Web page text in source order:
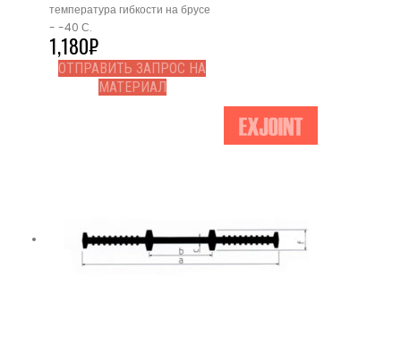
температура гибкости на брусе
- -40 С.
1,180₽
ОТПРАВИТЬ ЗАПРОС НА
МАТЕРИАЛ